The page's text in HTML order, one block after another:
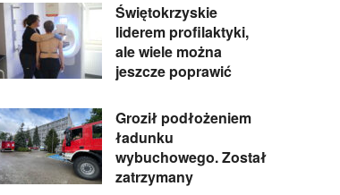
Świętokrzyskie
liderem profilaktyki,
ale wiele można
jeszcze poprawić
Groził podłożeniem
ładunku
wybuchowego. Został
zatrzymany